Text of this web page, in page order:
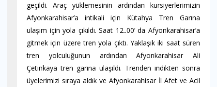
geçildi. Araç yüklemesinin ardından kursiyerlerimizin
Afyonkarahisar’a intikali için Kütahya Tren Garına
ulaşım için yola çıkıldı. Saat 12..00’ da Afyonkarahisar’a
gitmek için üzere tren yola çıktı. Yaklaşık iki saat süren
tren yolculuğunun ardından Afyonkarahisar Ali
Çetinkaya tren garına ulaşıldı. Trenden indikten sonra
üyelerimizi sıraya aldık ve Afyonkarahisar İl Afet ve Acil